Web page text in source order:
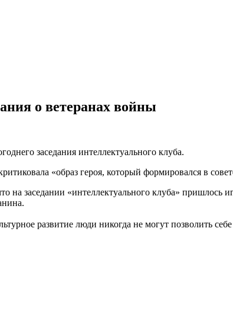
о ветеранах войны
заседания интеллектуального клуба.
«образ героя, который формировался в
заседании «интеллектуального клуба» пришлось
развитие люди никогда не могут позволить